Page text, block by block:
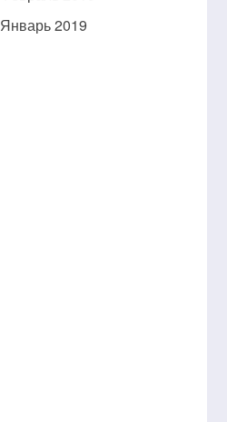
Январь 2019